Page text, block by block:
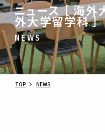
ニュース ［ 海
外大学留学科 ］
NEWS
TOP NEWS